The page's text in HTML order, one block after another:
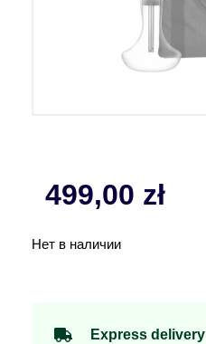
499,00 zł
Нет в наличии
Express delivery